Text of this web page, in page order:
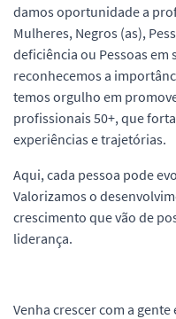
damos oportunidade a
Mulheres, Negros (as),
deficiência ou Pessoas
reconhecemos a
temos orgulho em
profissionais 50+, que
experiências e trajetórias.
Aqui, cada pessoa pode
Valorizamos o
crescimento que vão de
liderança.
Venha crescer com a